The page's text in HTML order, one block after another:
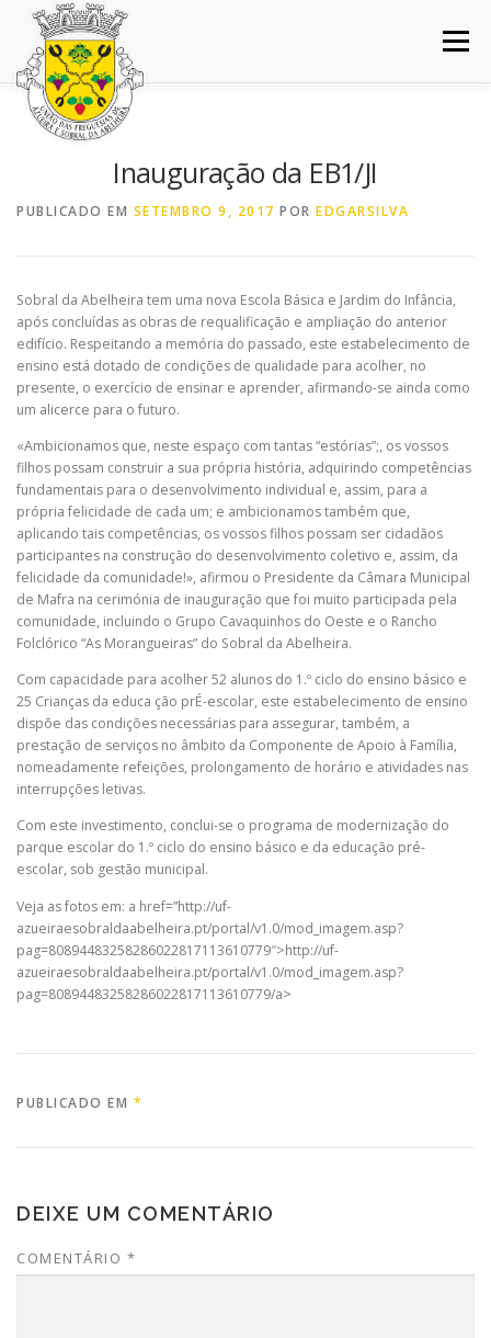
Saltar
conteúdo
Menu
INÍCIO JUNTA DE FREGUESIA
BALCÃO VIRTUAL NOTÍCIAS MAPA
Inauguração da EB1/JI
PUBLICADO EM SETEMBRO 9, 2017 POR EDGARSILVA
Sobral da Abelheira tem uma nova Escola Básica e Jardim do Infância,
após concluídas as obras de requalificação e ampliação do anterior
edifício. Respeitando a memória do passado, este estabelecimento de
ensino está dotado de condições de qualidade para acolher, no
presente, o exercício de ensinar e aprender, afirmando-se ainda como
um alicerce para o futuro.
«Ambicionamos que, neste espaço com tantas “estórias”;, os vossos
filhos possam construir a sua própria história, adquirindo competências
fundamentais para o desenvolvimento individual e, assim, para a
própria felicidade de cada um; e ambicionamos também que,
aplicando tais competências, os vossos filhos possam ser cidadãos
participantes na construção do desenvolvimento coletivo e, assim, da
felicidade da comunidade!», afirmou o Presidente da Câmara Municipal
de Mafra na cerimónia de inauguração que foi muito participada pela
comunidade, incluindo o Grupo Cavaquinhos do Oeste e o Rancho
Folclórico “As Morangueiras” do Sobral da Abelheira.
Com capacidade para acolher 52 alunos do 1.º ciclo do ensino básico e
25 Crianças da educa ção prÉ-escolar, este estabelecimento de ensino
dispõe das condições necessárias para assegurar, também, a
prestação de serviços no âmbito da Componente de Apoio à Família,
nomeadamente refeições, prolongamento de horário e atividades nas
interrupções letivas.
Com este investimento, conclui-se o programa de modernização do
parque escolar do 1.º ciclo do ensino básico e da educação pré-
escolar, sob gestão municipal.
Veja as fotos em: a href=”http://uf-
azueiraesobraldaabelheira.pt/portal/v1.0/mod_imagem.asp?
pag=80894483258286022817113610779″>http://uf-
azueiraesobraldaabelheira.pt/portal/v1.0/mod_imagem.asp?
pag=80894483258286022817113610779/a>
PUBLICADO EM *
DEIXE UM COMENTÁRIO
COMENTÁRIO *